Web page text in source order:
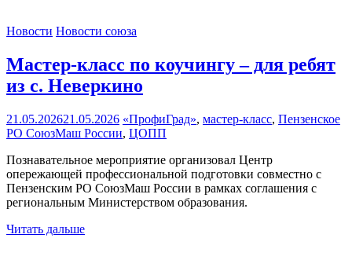
Новости Новости союза
Мастер-класс по коучингу – для ребят
из с. Неверкино
21.05.202621.05.2026 «ПрофиГрад», мастер-класс, Пензенское
РО СоюзМаш России, ЦОПП
Познавательное мероприятие организовал Центр
опережающей профессиональной подготовки совместно с
Пензенским РО СоюзМаш России в рамках соглашения с
региональным Министерством образования.
Читать дальше